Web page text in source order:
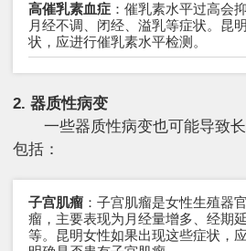
高催乳素血症：催乳素水平过高会
月经不调、闭经、溢乳等症状。昆
状，应进行催乳素水平检测。
2. 器质性病变
一些器质性病变也可能导致
包括：
子宫肌瘤：子宫肌瘤是女性生殖器
瘤，主要表现为月经量增多、经期
等。昆明女性如果出现这些症状，